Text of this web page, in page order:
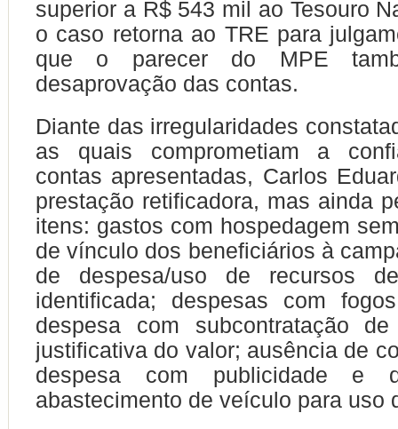
superior a R$ 543 mil ao Tesouro
o caso retorna ao TRE para
que o parecer do MPE
desaprovação das contas.
Diante das irregularidades
as quais comprometiam a
contas apresentadas, Carlos
prestação retificadora, mas ainda
itens: gastos com hospedagem
de vínculo dos beneficiários à
de despesa/uso de recursos
identificada; despesas com
despesa com subcontratação
justificativa do valor; ausência de
despesa com publicidade e
abastecimento de veículo para uso